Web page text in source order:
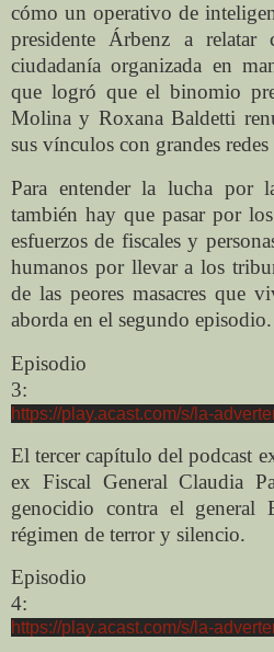
cómo un operativo de
presidente Árbenz a
ciudadanía organizada en
que logró que el binomio
Molina y Roxana Baldetti
sus vínculos con grandes
Para entender la lucha por
también hay que pasar por
esfuerzos de fiscales y
humanos por llevar a los
de las peores masacres que
aborda en el segundo episodio.
Episodio
3:
https://play.acast.com/s/la-
El tercer capítulo del podcast
ex Fiscal General Claudia
genocidio contra el
régimen de terror y silencio.
Episodio
4:
https://play.acast.com/s/la-